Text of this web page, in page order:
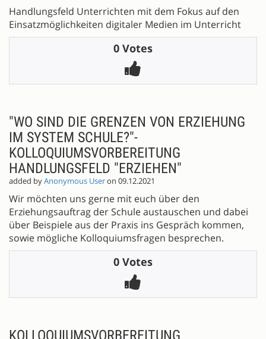
Handlungsfeld Unterrichten mit dem Fokus auf den
Einsatzmöglichkeiten digitaler Medien im Unterricht
0 Votes
"WO SIND DIE GRENZEN VON ERZIEHUNG
IM SYSTEM SCHULE?"-
KOLLOQUIUMSVORBEREITUNG
HANDLUNGSFELD "ERZIEHEN"
added byAnonymous Useron 09.12.2021
Wir möchten uns gerne mit euch über den
Erziehungsauftrag der Schule austauschen und dabei
über Beispiele aus der Praxis ins Gespräch kommen,
sowie mögliche Kolloquiumsfragen besprechen.
0 Votes
KOLLOQUIUMSVORBEREITUNG